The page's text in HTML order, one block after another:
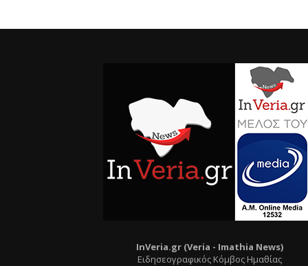
InVeria.gr (Veria - Ιmathia News)
Ειδησεογραφικός Κόμβος Ημαθίας